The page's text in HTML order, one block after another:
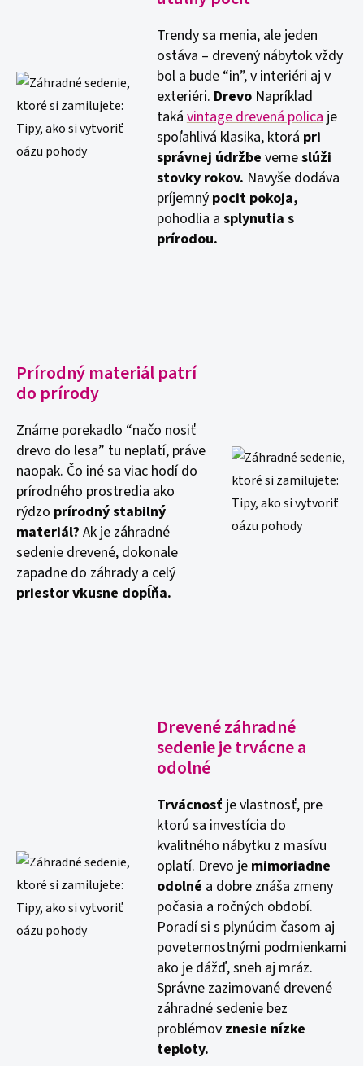
Trendy sa menia, ale jeden
ostáva – drevený nábytok vždy
bol a bude “in”, v interiéri aj v
exteriéri. DrevoNapríklad
taká vintage drevená policaje
spoľahlivá klasika, ktorá pri
správnej údržbe verneslúži
stovky rokov. Navyše dodáva
príjemný pocit pokoja,
pohodlia a splynutia s
prírodou.
Prírodný materiál patrí
do prírody
Známe porekadlo “načo nosiť
drevo do lesa” tu neplatí, práve
naopak. Čo iné sa viac hodí do
prírodného prostredia ako
rýdzo prírodný stabilný
materiál? Ak je záhradné
sedenie drevené, dokonale
zapadne do záhrady a celý
priestor vkusne dopĺňa.
Drevené záhradné
sedenie je trvácne a
odolné
Trvácnosť je vlastnosť, pre
ktorú sa investícia do
kvalitného nábytku z masívu
oplatí. Drevo je mimoriadne
odolné a dobre znáša zmeny
počasia a ročných období.
Poradí si s plynúcim časom aj
poveternostnými podmienkami
ako je dážď, sneh aj mráz.
Správne zazimované drevené
záhradné sedenie bez
problémov znesie nízke
teploty.